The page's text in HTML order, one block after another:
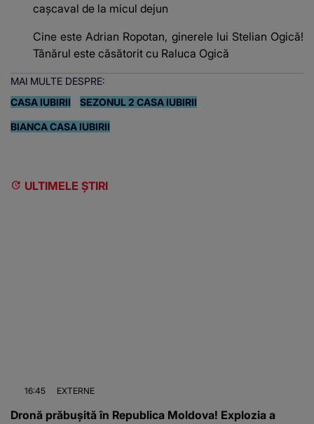
cașcaval de la micul dejun
Cine este Adrian Ropotan, ginerele lui Stelian Ogică!
Tânărul este căsătorit cu Raluca Ogică
MAI MULTE DESPRE:
CASA IUBIRII
SEZONUL 2 CASA IUBIRII
BIANCA CASA IUBIRII
ULTIMELE ȘTIRI
16:45 EXTERNE
Dronă prăbușită în Republica Moldova! Explozia a